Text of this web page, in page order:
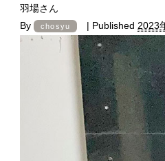
羽場さん
By
chosyu | Published 2023